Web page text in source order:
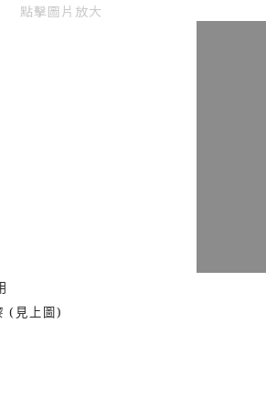
點擊圖片放大
(見上圖)